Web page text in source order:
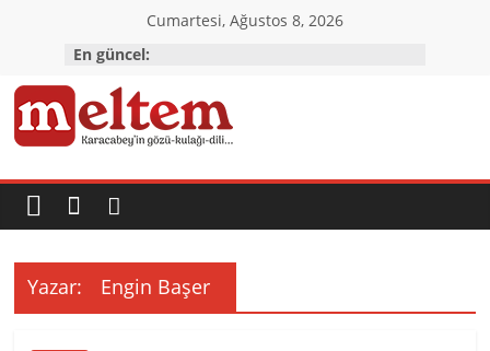
Cumartesi, Ağustos 8, 2026
En güncel:
Karacabey
Meltem
Gazetesi
Karacabey'in
Yazar: Engin Başer